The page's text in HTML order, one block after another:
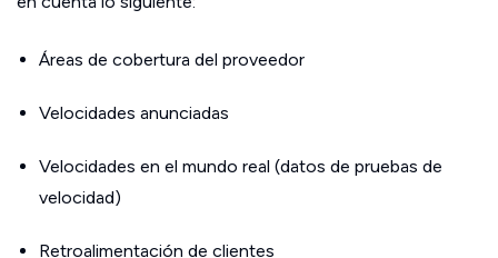
Áreas de cobertura del proveedor
Velocidades anunciadas
Velocidades en el mundo real (datos de pruebas de
velocidad)
Retroalimentación de clientes